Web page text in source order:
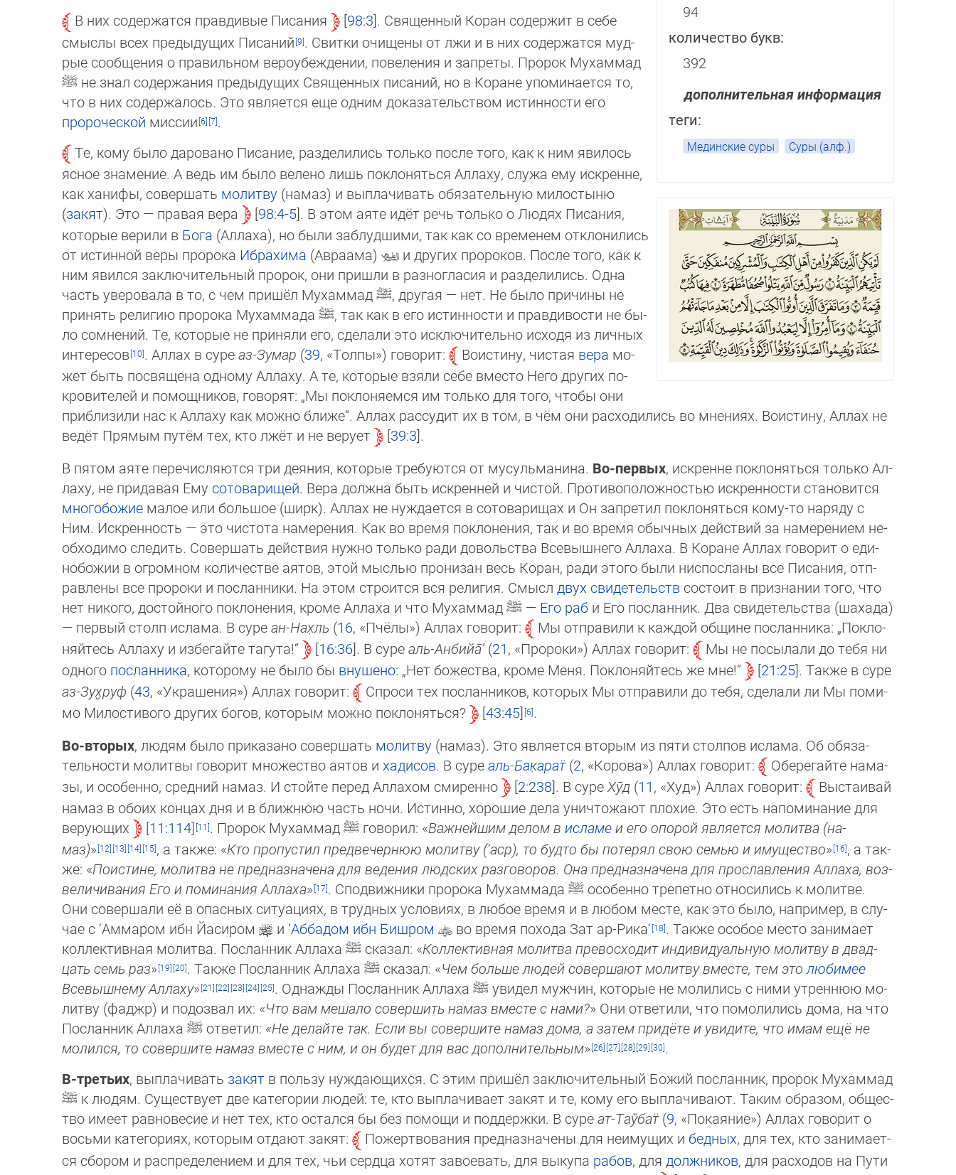
94
количество букв:
392
дополнительная информация
теги:
Мединские суры Суры (алф.)
В них содержатся правдивые Писания
98:3 . Священный Коран содержит в себе
смыс­лы всех предыдущих Писа­ний
. Свитки очищены от лжи и в них содержатся муд­
рые сообщения о правильном вероубеждении, повеления и запреты. Пророк Му­хам­мад
ﷺ не знал содержания предыдущих Священных писаний, но в Коране упоминается то,
что в них содер­жа­лось. Это является еще одним доказательством истинности его
пророческой мис­сии
.
Те, кому было даровано Писание, разделились только после того, как к ним явилось
яс­ное знамение. А ведь им было велено лишь поклоняться Аллаху, служа ему иск­рен­не,
как ханифы, совершать молитву (намаз) и выплачивать обязательную милостыню
(закят). Это — правая вера 98:4-5 . В этом аяте идёт речь только о Людях Писания,
которые верили в Бога (Аллаха), но были заб­луд­ши­ми, так как со временем от­кло­ни­лись
от ис­тин­ной веры пророка Ибрахима (Авраама)
и других пророков. После то­го, как к
ним явился заключительный пророк, они пришли в разногласия и раздели­лись. Одна
часть уверовала в то, с чем пришёл Мухаммад ﷺ, дру­гая — нет. Не было причи­ны не
при­нять ре­лигию пророка Мухаммада ﷺ, так как в его истинности и правдивости не бы­
ло сом­не­ний. Те, которые не приняли его, сделали это исключительно исхо­дя из лич­ных
ин­те­ре­сов
. Аллах в суреаз-Зу­мар (39, «Тол­пы») го­во­рит: Воистину, чис­тая вера мо­
жет быть посвящена одному Аллаху. А те, которые взя­ли се­бе вместо Не­го дру­гих по­
кро­вителей и помощников, говорят: „Мы по­кло­ня­ем­ся им только для того, чтобы они
при­бли­зили нас к Аллаху как мож­но бли­же“. Ал­лах рас­су­дит их в том, в чём они рас­хо­ди­лись во мнениях. Воистину, Аллах не
ведёт Пря­мым пу­тём тех, кто лжёт и не ве­ру­ет
39:3 .
В пятом аяте перечисляются три деяния, которые требуются от мусульманина. Во-пер­вых, искренне поклоняться только Ал­
лаху, не придавая Ему сотоварищей. Вера дол­жна быть искренней и чистой. Про­ти­во­положностью искренности ста­но­вит­ся
мно­го­бо­жие малое или большое (ширк). Ал­лах не нуждается в сотоварищах и Он за­пре­тил по­кло­няться кому-то наряду с
Ним. Искренность — это чистота намере­ния. Как во вре­мя по­кло­нения, так и во вре­мя обыч­ных действий за намерением не­
обходимо сле­дить. Со­вер­шать дей­ст­вия нуж­но только ради довольства Всевыш­не­го Ал­лаха. В Ко­ра­не Ал­лах го­ворит о еди­
но­божии в огромном количестве аятов, этой мыс­лью прони­зан весь Коран, ра­ди это­го бы­ли ниспосланы все Писания, отп­
рав­лены все пророки и пос­лан­ни­ки. На этом строит­ся вся ре­лигия. Смысл двух сви­де­тельств состоит в приз­на­нии то­го, что
нет никого, достойного поклонения, кроме Аллаха и что Мухам­мад ﷺ — Его раб и Его пос­лан­ник. Два свидетельства (ша­ха­да)
— первый столп ислама. В суреан-Нах̣ль (16, «Пчё­лы») Аллах го­во­рит:
Мы отправили к каж­дой общине пос­лан­ни­ка: „По­кло­
няй­тесь Аллаху и избегайте тагута!“
16:36 . В суреаль-Ан­би­йа̄’ (21, «Про­ро­ки») Аллах гово­рит:
Мы не посылали до те­бя ни
од­но­го посланника, которо­му не бы­ло бы вну­ше­но: „Нет божества, кроме Меня. Покло­няй­тесь же мне!“ 21:25 . Так­же в су­ре
аз-Зух̮­руф (43, «Ук­ра­ше­ния») Ал­лах го­во­рит:
Спро­си тех пос­лан­ников, которых Мы от­пра­ви­ли до тебя, сделали ли Мы по­ми­
мо Милостивого других бо­гов, ко­то­рым мож­но по­кло­нять­ся?
43:45
.
Во-вторых, людям было приказано совершать молитву (намаз). Это является вторым из пяти столпов ислама. Об обя­за­
тель­нос­ти молитвы говорит множество аятов и хадисов. В суреаль-Ба­к̣а­рат̈(2, «Ко­ро­ва») Аллах говорит:
Оберегайте нама­
зы, и осо­бен­но, средний на­маз. И стойте перед Аллахом смиренно
2:238 . В суреХӯд (11, «Худ») Аллах говорит:
Выс­таи­вай
на­маз в обо­их концах дня и в ближ­нюю часть ночи. Истинно, хорошие дела уничтожают плохие. Это есть напоминание для
ве­рую­щих
11:114 . Пророк Мухаммад ﷺ говорил: «Важнейшим делом в исламеи его опорой является молит­ва (на­
маз)» , а так­же: «Кто пропустил предвечернюю молитву (‘аср), то будто бы потерял свою семью и иму­щество»
, а так­
же: «Поистине, молитва не предназначена для ведения людских разговоров. Она предназначена для прославления Аллаха, воз­
ве­ли­чи­ва­ния Его и поминания Алла­ха» . Сподвижники пророка Мухаммада ﷺ особенно трепетно относились к молитве.
Они со­вер­ша­ли её в опасных ситуациях, в труд­ных условиях, в любое время и в любом месте, как это было, например, в слу­
чае с ‘Ам­ма­ром ибн Йа­си­ром
и ‘Аббадом ибн Бишром во время похода Зат ар-Ри­ка‘
. Также особое место за­ни­ма­ет
кол­лек­тив­ная мо­литва. Посланник Аллаха ﷺ ска­зал: «Коллективная молитва превосходит индивидуальную молитву в двад­
цать семь раз» . Также Посланник Аллаха ﷺ ска­зал: «Чем больше людей совершают молитву вместе, тем этолюби­мее
Все­выш­нему Алла­ху» . Од­наж­ды Пос­лан­ник Аллаха ﷺувидел мужчин, которые не молились с ними утрен­нюю мо­
литву (фаджр) и подозвал их: «Что вам ме­ша­ло со­вер­шить намаз вместе с нами?» Они ответили, что помолились до­ма, на что
Пос­лан­ник Ал­лаха ﷺ ответил: «Не де­лай­те так. Если вы совершите намаз дома, а затем придёте и увидите, что имам ещё не
мо­лил­ся, то со­вер­шите намаз вместе с ним, и он бу­дет для вас допол­нитель­ным»
.
В-третьих, выплачивать закят в пользу нуждающихся. С этим пришёл заключительный Божий посланник, пророк Мухаммад
ﷺ к людям. Существует две категории людей: те, кто выплачивает закят и те, кому его выплачивают. Таким образом, об­щес­
тво имеет равновесие и нет тех, кто остался бы без помощи и поддержки. В суреат-Таў­бат̈(9, «По­кая­ние») Аллах гово­рит о
вось­ми категориях, которым отдают закят:
Пожертвования предназначены для неимущих и бедных, для тех, кто занима­ет­
ся сбором и рас­пре­деле­нием и для тех, чьи сердца хотят завоевать, для выкупа рабов, для должников, для расходов на Пути